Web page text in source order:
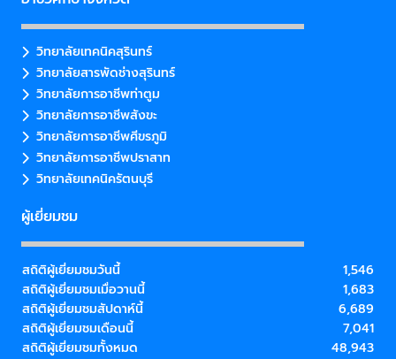
วิทยาลัยเทคนิคสุรินทร์
วิทยาลัยสารพัดช่างสุรินทร์
วิทยาลัยการอาชีพท่าตูม
วิทยาลัยการอาชีพสังขะ
วิทยาลัยการอาชีพศีขรภูมิ
วิทยาลัยการอาชีพปราสาท
วิทยาลัยเทคนิครัตนบุรี
ผู้เยี่ยมชม
สถิติผู้เยี่ยมชมวันนี้
1,546
สถิติผู้เยี่ยมชมเมื่อวานนี้
1,683
สถิติผู้เยี่ยมชมสัปดาห์นี้
6,689
สถิติผู้เยี่ยมชมเดือนนี้
7,041
สถิติผู้เยี่ยมชมทั้งหมด
48,943